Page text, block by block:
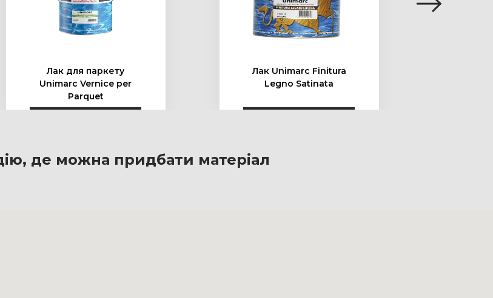
Лак для паркету
Unimarc Vernice per
Parquet
Лак Unimarc Finitura
Legno Satinata
де можна придбати матеріал